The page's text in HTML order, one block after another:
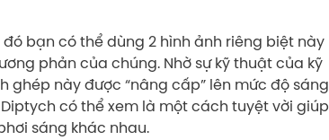
bạn có thể dùng 2 hình ảnh riêng biệt này
phản của chúng. Nhờ sự kỹ thuật của kỹ
ghép này được “nâng cấp” lên mức độ sáng
có thể xem là một cách tuyệt vời giúp
sáng khác nhau.